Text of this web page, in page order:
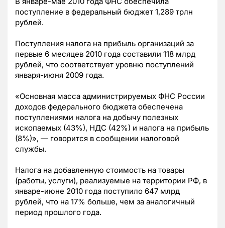
поступление в федеральный бюджет 1,289 трлн
рублей.
Поступления налога на прибыль организаций за
первые 6 месяцев 2010 года составили 118 млрд
рублей, что соответствует уровню поступлений
января-июня 2009 года.
«Основная масса администрируемых ФНС России
доходов федерального бюджета обеспечена
поступлениями налога на добычу полезных
ископаемых (43%), НДС (42%) и налога на прибыль
(8%)», — говорится в сообщении налоговой
службы.
Налога на добавленную стоимость на товары
(работы, услуги), реализуемые на территории РФ, в
январе-июне 2010 года поступило 647 млрд
рублей, что на 17% больше, чем за аналогичный
период прошлого года.